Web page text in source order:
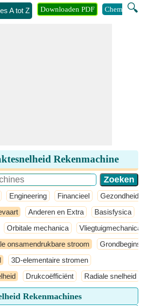
A tot Z 🔍
Downloaden PDF Chemie
Rekenmachine
Engineering Financieel Gezondheid
Anderen en Extra Basisfysica
Orbitale mechanica Vliegtuigmechanica
onsamendrukbare stroom
3D-elementaire stromen
Drukcoëfficiënt Radiale snelheid
Rekenmachines